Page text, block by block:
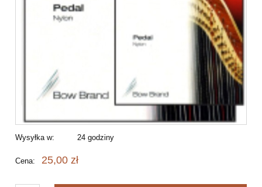
Wysyłka w: 24 godziny
Cena: 25,00 zł